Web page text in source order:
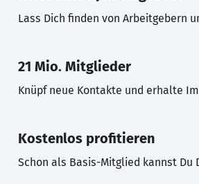
Lass Dich finden von Arbeitgebern
21 Mio. Mitglieder
Knüpf neue Kontakte und erhalte
Kostenlos profitieren
Schon als Basis-Mitglied kannst Du